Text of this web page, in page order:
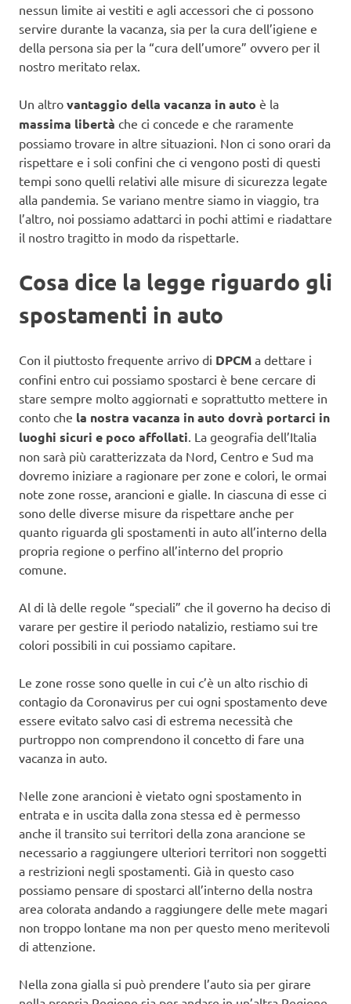
nessun limite ai vestiti e agli accessori che ci possono
servire durante la vacanza, sia per la cura dell’igiene e
della persona sia per la “cura dell’umore” ovvero per il
nostro meritato relax.
Un altro vantaggio della vacanza in auto è la
massima libertà che ci concede e che raramente
possiamo trovare in altre situazioni. Non ci sono orari da
rispettare e i soli confini che ci vengono posti di questi
tempi sono quelli relativi alle misure di sicurezza legate
alla pandemia. Se variano mentre siamo in viaggio, tra
l’altro, noi possiamo adattarci in pochi attimi e riadattare
il nostro tragitto in modo da rispettarle.
Cosa dice la legge riguardo gli
spostamenti in auto
Con il piuttosto frequente arrivo di DPCM a dettare i
confini entro cui possiamo spostarci è bene cercare di
stare sempre molto aggiornati e soprattutto mettere in
conto che la nostra vacanza in auto dovrà portarci in
luoghi sicuri e poco affollati. La geografia dell’Italia
non sarà più caratterizzata da Nord, Centro e Sud ma
dovremo iniziare a ragionare per zone e colori, le ormai
note zone rosse, arancioni e gialle. In ciascuna di esse ci
sono delle diverse misure da rispettare anche per
quanto riguarda gli spostamenti in auto all’interno della
propria regione o perfino all’interno del proprio
comune.
Al di là delle regole “speciali” che il governo ha deciso di
varare per gestire il periodo natalizio, restiamo sui tre
colori possibili in cui possiamo capitare.
Le zone rosse sono quelle in cui c’è un alto rischio di
contagio da Coronavirus per cui ogni spostamento deve
essere evitato salvo casi di estrema necessità che
purtroppo non comprendono il concetto di fare una
vacanza in auto.
Nelle zone arancioni è vietato ogni spostamento in
entrata e in uscita dalla zona stessa ed è permesso
anche il transito sui territori della zona arancione se
necessario a raggiungere ulteriori territori non soggetti
a restrizioni negli spostamenti. Già in questo caso
possiamo pensare di spostarci all’interno della nostra
area colorata andando a raggiungere delle mete magari
non troppo lontane ma non per questo meno meritevoli
di attenzione.
Nella zona gialla si può prendere l’auto sia per girare